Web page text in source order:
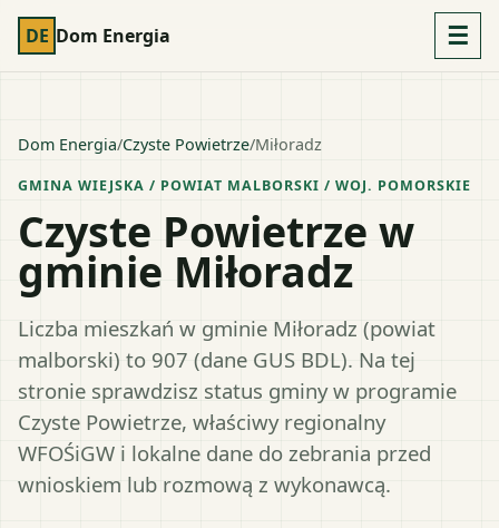
DE Dom Energia ☰
Dom Energia/Czyste Powietrze/Miłoradz
GMINA WIEJSKA / POWIAT MALBORSKI / WOJ. POMORSKIE
Czyste Powietrze w
gminie Miłoradz
Liczba mieszkań w gminie Miłoradz (powiat
malborski) to 907 (dane GUS BDL). Na tej
stronie sprawdzisz status gminy w programie
Czyste Powietrze, właściwy regionalny
WFOŚiGW i lokalne dane do zebrania przed
wnioskiem lub rozmową z wykonawcą.